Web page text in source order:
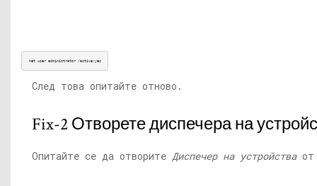
net user administrator /active:yes
След това опитайте отново.
Fix-2 Отворете диспечера на
Опитайте се да отворите Диспечер на устройства